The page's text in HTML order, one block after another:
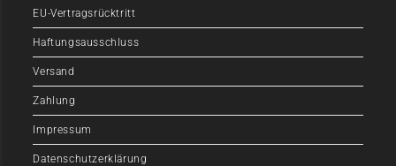
EU-Vertragsrücktritt
Haftungsausschluss
Versand
Zahlung
Impressum
Datenschutzerklärung